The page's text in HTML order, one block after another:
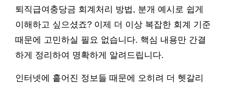
퇴직급여충당금 회계처리 방법, 분개 예시로 쉽게
이해하고 싶으셨죠? 이제 더 이상 복잡한 회계 기준
때문에 고민하실 필요 없습니다. 핵심 내용만 간결
하게 정리하여 명확하게 알려드립니다.
인터넷에 흩어진 정보들 때문에 오히려 더 헷갈리